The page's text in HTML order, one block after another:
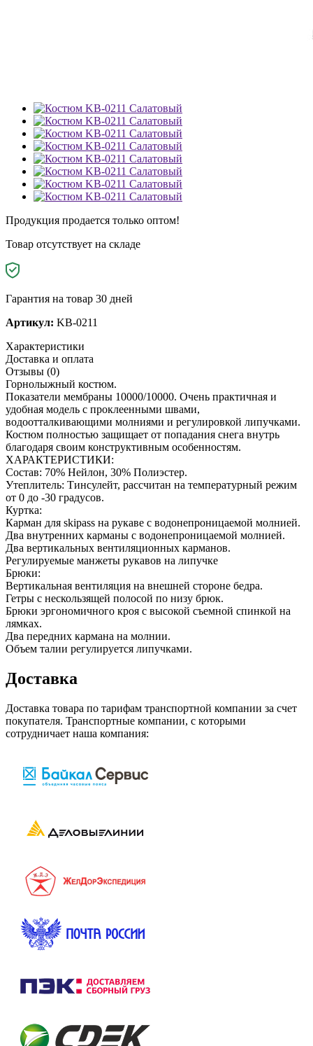
Продукция продается только оптом!
Товар отсутствует на складе
Гарантия на товар 30 дней
Артикул: KB-0211
Характеристики
Доставка и оплата
Отзывы (0)
Горнолыжный костюм.
Показатели мембраны 10000/10000. Очень практичная и
удобная модель с проклеенными швами,
водоотталкивающими молниями и регулировкой липучками.
Костюм полностью защищает от попадания снега внутрь
благодаря своим конструктивным особенностям.
ХАРАКТЕРИСТИКИ:
Состав: 70% Нейлон, 30% Полиэстер.
Утеплитель: Тинсулейт, рассчитан на температурный режим
от 0 до -30 градусов.
Куртка:
Карман для skipass на рукаве с водонепроницаемой молнией.
Два внутренних карманы с водонепроницаемой молнией.
Два вертикальных вентиляционных карманов.
Регулируемые манжеты рукавов на липучке
Брюки:
Вертикальная вентиляция на внешней стороне бедра.
Гетры с нескользящей полосой по низу брюк.
Брюки эргономичного кроя с высокой съемной спинкой на
лямках.
Два передних кармана на молнии.
Объем талии регулируется липучками.
Доставка
Доставка товара по тарифам транспортной компании за счет
покупателя. Транспортные компании, с которыми
сотрудничает наша компания: